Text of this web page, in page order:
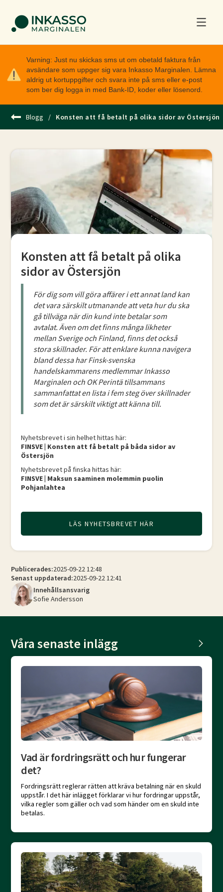
Varning: Just nu skickas sms ut om obetald faktura från
avsändare som uppger sig vara Inkasso Marginalen. Lämna
aldrig ut kortuppgifter och svara inte på sms eller e-post
som ber dig logga in med Bank-ID, koder eller lösenord.
Blogg / Konsten att få betalt på olika sidor av Östersjön
Konsten att få betalt på olika
sidor av Östersjön
För dig som vill göra affärer i ett annat land kan
det vara särskilt utmanande att veta hur du ska
gå tillväga när din kund inte betalar som
avtalat. Även om det finns många likheter
mellan Sverige och Finland, finns det också
stora skillnader. För att enklare kunna navigera
bland dessa har Finsk-svenska
handelskammarens medlemmar Inkasso
Marginalen och OK Perintä tillsammans
sammanfattat en lista i fem steg över skillnader
som det är särskilt viktigt att känna till.
Nyhetsbrevet i sin helhet hittas här:
FINSVE | Konsten att få betalt på båda sidor av
Östersjön
Nyhetsbrevet på finska hittas här:
FINSVE | Maksun saaminen molemmin puolin
Pohjanlahtea
LÄS NYHETSBREVET HÄR
Innehållsansvarig
Sofie Andersson
Publicerades:2025-09-22 12:48
Senast uppdaterad:2025-09-22 12:41
Våra senaste inlägg
Vad är fordringsrätt och hur fungerar
det?
Fordringsrätt reglerar rätten att kräva betalning när en skuld
uppstår. I det här inlägget förklarar vi hur fordringar uppstår,
vilka regler som gäller och vad som händer om en skuld inte
betalas.